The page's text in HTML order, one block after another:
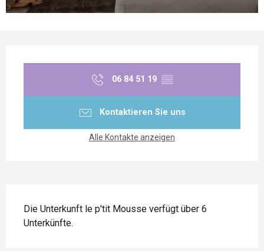
06 84 51 19 ▒▒
Kontaktieren Sie uns
Alle Kontakte anzeigen
Die Unterkunft le p'tit Mousse verfügt über 6
Unterkünfte.